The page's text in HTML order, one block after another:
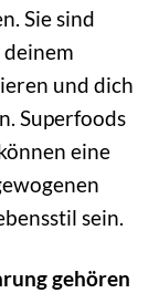
Sie sind
und dich
Superfoods
eine
sein.
gehören